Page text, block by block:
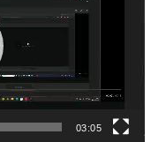
03:05